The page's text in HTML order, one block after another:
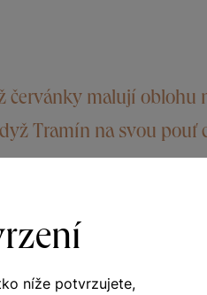
červánky malují oblohu
Tramín na svou pouť
níže potvrzujete,